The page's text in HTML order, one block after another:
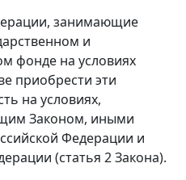
занимающие
и
фонде на условиях
приобрести эти
на условиях,
Законом, иными
Федерации и
(статья 2Закона).